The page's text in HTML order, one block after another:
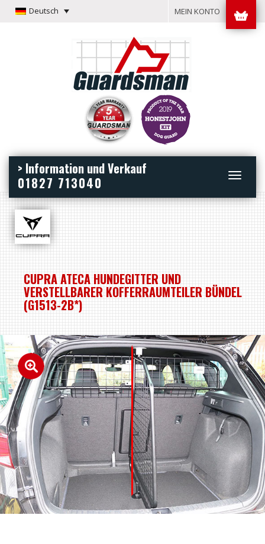
Deutsch MEIN KONTO
Toggle
> Information und Verkauf
01827 713040
CUPRA ATECA HUNDEGITTER UND
VERSTELLBARER KOFFERRAUMTEILER BÜNDEL
(G1513-2B*)